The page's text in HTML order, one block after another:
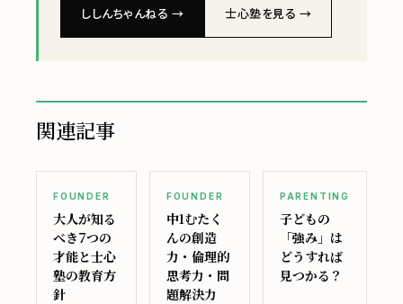
ししんちゃんねる → 士心塾を見る →
関連記事
FOUNDER
大人が知る
べき7つの
才能と士心
塾の教育方
針
FOUNDER
中1むたく
んの創造
力・倫理的
思考力・問
題解決力
PARENTING
子どもの
「強み」は
どうすれば
見つかる？